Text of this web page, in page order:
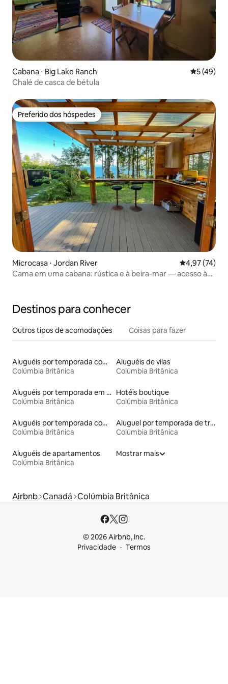
Cabana ⋅ Big Lake Ranch 5 de uma
5 (49)
Chalé de casca de bétula
Preferido dos hóspedes
Preferido dos hóspedes
Microcasa ⋅ Jordan River 4,97 de uma
4,97 (74)
Cama em uma cabana: rústica e à beira-mar — acesso à
Destinos para conhecer
Outros tipos de acomodações Coisas para fazer
Aluguéis por temporada com acesso ao lago
Colúmbia Britânica
Aluguéis de vilas
Colúmbia Britânica
Aluguéis por temporada em resorts
Colúmbia Britânica
Hotéis boutique
Colúmbia Britânica
Aluguéis por temporada com banheiro para PCD
Colúmbia Britânica
Aluguel por temporada de trailers
Colúmbia Britânica
Aluguéis de apartamentos
Colúmbia Britânica
Mostrar mais
Airbnb Canadá Colúmbia Britânica
© 2026 Airbnb, Inc.
Privacidade
Termos